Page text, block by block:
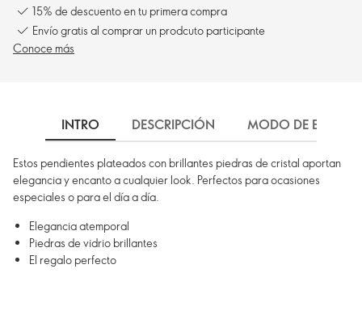
15% de descuento en tu primera compra
Envío gratis al comprar un prodcuto participante
Conoce más
INTRO DESCRIPCIÓN MODO DE EMPLEO
Estos pendientes plateados con brillantes piedras de cristal aportan
elegancia y encanto a cualquier look. Perfectos para ocasiones
especiales o para el día a día.
Elegancia atemporal
Piedras de vidrio brillantes
El regalo perfecto